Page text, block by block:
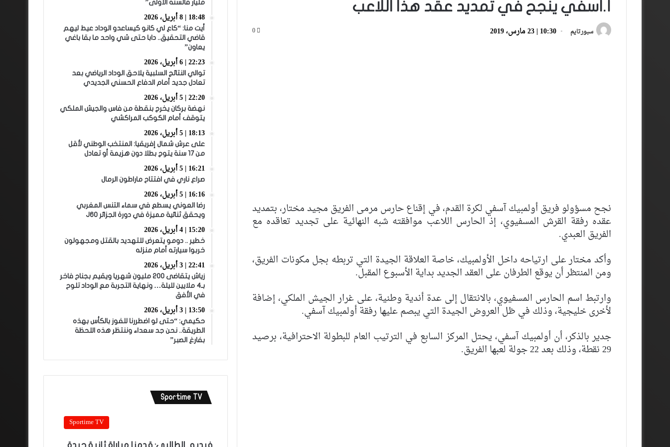
أ.آسفي ينجح في تمديد عقد هذا اللاعب
سبورتايم 10:30 | 23 مارس، 2019 0
نجح مسؤولو فريق أولمبيك آسفي لكرة القدم، في إقناع حارس مرمى الفريق مجيد مختار، بتمديد
عقده رفقة القرش المسفيوي، إذ الحارس اللاعب موافقته شبه النهائية على تجديد تعاقده مع
الفريق العبدي.
وأكد مختار على ارتياحه داخل الأولمبيك، خاصة العلاقة الجيدة التي تربطه بجل مكونات الفريق،
ومن المنتظر أن يوقع الطرفان على العقد الجديد بداية الأسبوع المقبل.
وارتبط اسم الحارس المسفيوي، بالانتقال إلى عدة أندية وطنية، على غرار الجيش الملكي، إضافة
لأخرى خليجية، وذلك في ظل العروض الجيدة التي يبصم عليها رفقة أولمبيك آسفي.
جدير بالذكر، أن أولمبيك آسفي، يحتل المركز السابع في الترتيب العام للبطولة الاحترافية، برصيد
29 نقطة، وذلك بعد 22 جولة لعبها الفريق.
مليار فالسنة الأولى”
18:48 | 8 أبريل، 2026
أيت منا: “كاع لي كانو كيساعدو الوداد عيط ليهم
قاضي التحقيق.. دابا حتى شي واحد ما بقا باغي
يعاون”
22:23 | 6 أبريل، 2026
توالي النتائج السلبية يلاحق الوداد الرياضي بعد
تعادل جديد أمام الدفاع الحسني الجديدي
22:20 | 5 أبريل، 2026
نهضة بركان يخرج بنقطة من فاس والجيش الملكي
يتوقف أمام الكوكب المراكشي
18:13 | 5 أبريل، 2026
على عرش شمال إفريقيا: المنتخب الوطني لأقل
من 17 سنة يتوج بطلا دون هزيمة أو تعادل
16:21 | 5 أبريل، 2026
صراع ناري في افتتاح ماراطون الرمال
16:16 | 5 أبريل، 2026
رضا العوني يسطع في سماء التنس المغربي
ويحقق ثنائية مميزة في دورة الجزائر J60
15:20 | 4 أبريل، 2026
خطير .. دومو يتعرض للتهديد بالقتل ومجهولون
خربوا سيارته أمام منزله
22:41 | 3 أبريل، 2026
زياش يتقاضى 200 مليون شهريا ويقيم بجناح فاخر
بـ4 ملايين لليلة… ونهاية التجربة مع الوداد تلوح
في الأفق
13:50 | 3 أبريل، 2026
حكيمي: “حتى لو اضطررنا للفوز بالكأس بهذه
الطريقة.. نحن جد سعداء وننتظر هذه اللحظة
بفارغ الصبر”
Sportime TV
Sportime TV